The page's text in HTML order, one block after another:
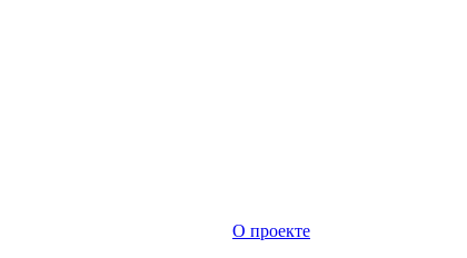
О проекте